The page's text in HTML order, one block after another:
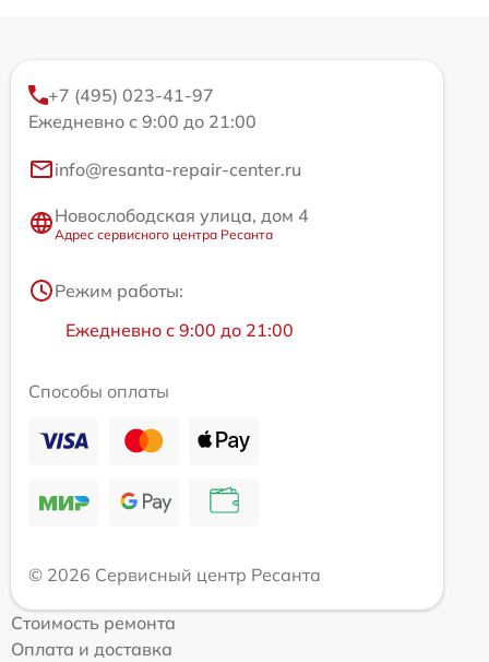
+7 (495) 023-41-97
Ежедневно с 9:00 до 21:00
info@resanta-repair-center.ru
Новослободская улица, дом 4
Адрес сервисного центра Ресанта
Режим работы:
Ежедневно с 9:00 до 21:00
Способы оплаты
© 2026 Сервисный центр Ресанта
Стоимость ремонта
Оплата и доставка